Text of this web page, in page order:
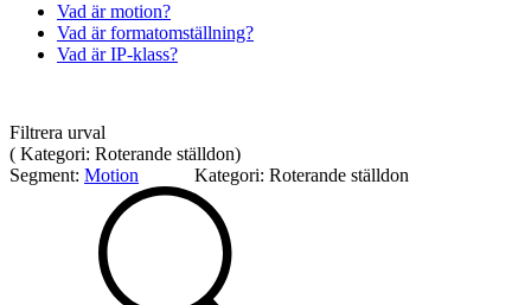
Maskinsäkerhet
LjusridåerLjustorn
Vad är motion?
Vad är formatomställning?
Vad är IP-klass?
Filtrera urval
( Kategori: Roterande ställdon)
Segment: Motion Kategori:Roterande ställdon